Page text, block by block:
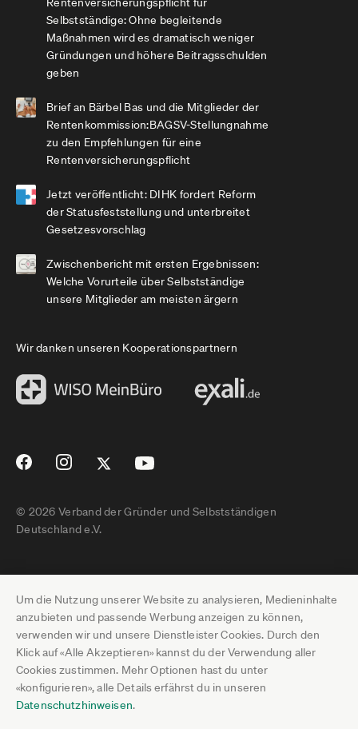
Um die Nutzung unserer Website zu analysieren, Medieninhalte
anzubieten und passende Werbung anzeigen zu können,
verwenden wir und unsere Dienstleister Cookies. Durch den
Klick auf «Alle Akzeptieren» kannst du der Verwendung aller
Cookies zustimmen. Mehr Optionen hast du unter
«konfigurieren», alle Details erfährst du in unseren
Datenschutzhinweisen.
Selbstständige: Ohne begleitende
Maßnahmen wird es dramatisch weniger
Gründungen und höhere Beitragsschulden
geben
Brief an Bärbel Bas und die Mitglieder der
Rentenkommission:BAGSV-Stellungnahme
zu den Empfehlungen für eine
Rentenversicherungspflicht
Jetzt veröffentlicht: DIHK fordert Reform
der Statusfeststellung und unterbreitet
Gesetzesvorschlag
Zwischenbericht mit ersten Ergebnissen:
Welche Vorurteile über Selbstständige
unsere Mitglieder am meisten ärgern
Wir danken unseren Kooperationspartnern
© 2026 Verband der Gründer und Selbstständigen
Deutschland e.V.
Impressum
Datenschutz
Pressebereich
Jobs